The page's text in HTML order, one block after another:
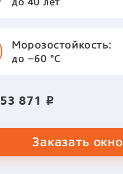
Морозостойкость:
до −60 °С
53 871 p
Заказать окно